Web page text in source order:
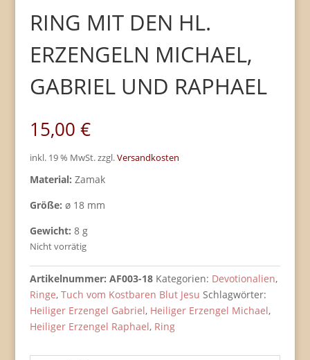
RING MIT DEN HL.
ERZENGELN MICHAEL,
GABRIEL UND RAPHAEL
15,00 €
inkl. 19 % MwSt. zzgl.Versandkosten
Material: Zamak
Größe: ø 18 mm
Gewicht: 8 g
Nicht vorrätig
Artikelnummer: AF003-18 Kategorien: Devotionalien,
Ringe, Tuch vom Kostbaren Blut Jesu Schlagwörter:
Heiliger Erzengel Gabriel, Heiliger Erzengel Michael,
Heiliger Erzengel Raphael, Ring